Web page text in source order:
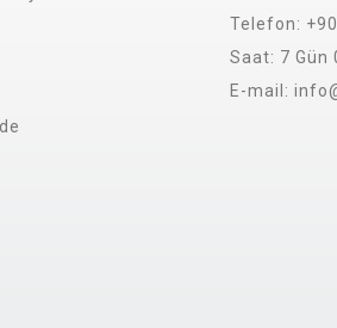
Telefon:
Saat: 7 Gün
E-mail: